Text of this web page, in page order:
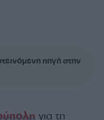
πηγή στην
για τη